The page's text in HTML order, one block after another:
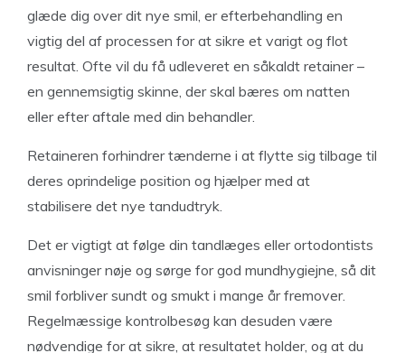
glæde dig over dit nye smil, er efterbehandling en
vigtig del af processen for at sikre et varigt og flot
resultat. Ofte vil du få udleveret en såkaldt retainer –
en gennemsigtig skinne, der skal bæres om natten
eller efter aftale med din behandler.
Retaineren forhindrer tænderne i at flytte sig tilbage til
deres oprindelige position og hjælper med at
stabilisere det nye tandudtryk.
Det er vigtigt at følge din tandlæges eller ortodontists
anvisninger nøje og sørge for god mundhygiejne, så dit
smil forbliver sundt og smukt i mange år fremover.
Regelmæssige kontrolbesøg kan desuden være
nødvendige for at sikre, at resultatet holder, og at du